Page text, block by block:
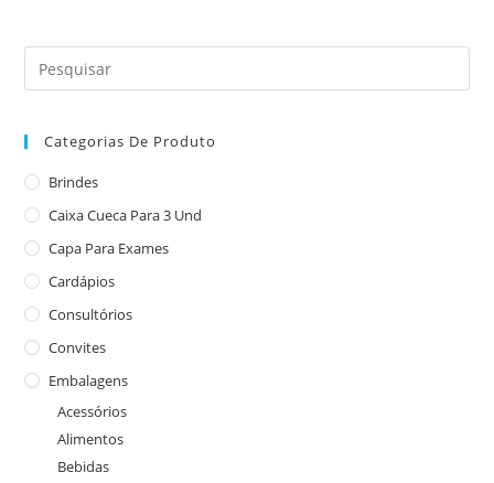
Categorias De Produto
Brindes
Caixa Cueca Para 3 Und
Capa Para Exames
Cardápios
Consultórios
Convites
Embalagens
Acessórios
Alimentos
Bebidas